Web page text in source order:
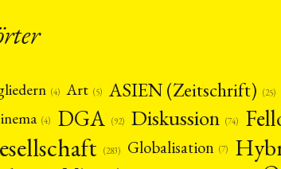
(4) Art (5) ASIEN (Zeitschrift) (25)
(4) DGA (92) Diskussion (74)
(283) Globalisation (7)